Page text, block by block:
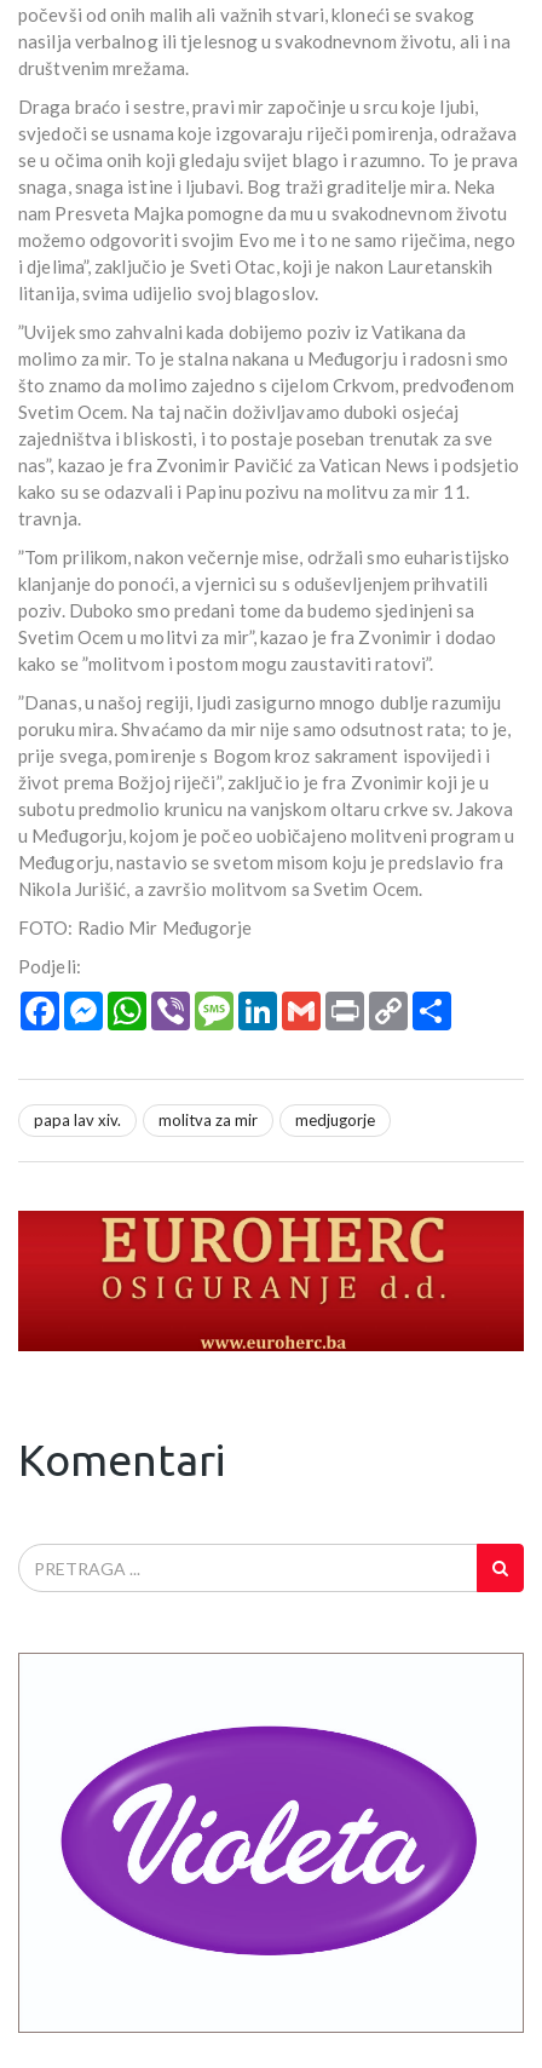
počevši od onih malih ali važnih stvari, kloneći se svakog
nasilja verbalnog ili tjelesnog u svakodnevnom životu, ali i na
društvenim mrežama.
Draga braćo i sestre, pravi mir započinje u srcu koje ljubi,
svjedoči se usnama koje izgovaraju riječi pomirenja, odražava
se u očima onih koji gledaju svijet blago i razumno. To je prava
snaga, snaga istine i ljubavi. Bog traži graditelje mira. Neka
nam Presveta Majka pomogne da mu u svakodnevnom životu
možemo odgovoriti svojim Evo me i to ne samo riječima, nego
i djelima”, zaključio je Sveti Otac, koji je nakon Lauretanskih
litanija, svima udijelio svoj blagoslov.
”Uvijek smo zahvalni kada dobijemo poziv iz Vatikana da
molimo za mir. To je stalna nakana u Međugorju i radosni smo
što znamo da molimo zajedno s cijelom Crkvom, predvođenom
Svetim Ocem. Na taj način doživljavamo duboki osjećaj
zajedništva i bliskosti, i to postaje poseban trenutak za sve
nas”, kazao je fra Zvonimir Pavičić za Vatican News i podsjetio
kako su se odazvali i Papinu pozivu na molitvu za mir 11.
travnja.
”Tom prilikom, nakon večernje mise, održali smo euharistijsko
klanjanje do ponoći, a vjernici su s oduševljenjem prihvatili
poziv. Duboko smo predani tome da budemo sjedinjeni sa
Svetim Ocem u molitvi za mir”, kazao je fra Zvonimir i dodao
kako se ”molitvom i postom mogu zaustaviti ratovi”.
”Danas, u našoj regiji, ljudi zasigurno mnogo dublje razumiju
poruku mira. Shvaćamo da mir nije samo odsutnost rata; to je,
prije svega, pomirenje s Bogom kroz sakrament ispovijedi i
život prema Božjoj riječi”, zaključio je fra Zvonimir koji je u
subotu predmolio krunicu na vanjskom oltaru crkve sv. Jakova
u Međugorju, kojom je počeo uobičajeno molitveni program u
Međugorju, nastavio se svetom misom koju je predslavio fra
Nikola Jurišić, a završio molitvom sa Svetim Ocem.
FOTO: Radio Mir Međugorje
Podjeli:
FacebookMessengerWhatsApp
Viber MessageLinkedInGmail Print Copy
Link
papa lav xiv. molitva za mir medjugorje
Komentari